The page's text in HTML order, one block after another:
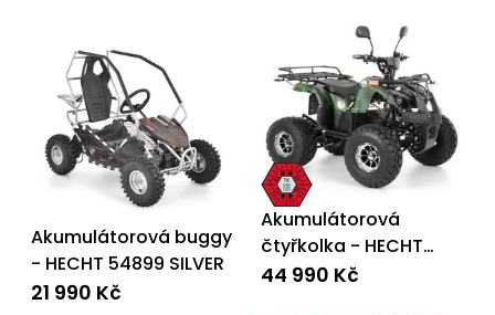
Akumulátorová buggy
- HECHT 54899 SILVER
21 990 Kč
Akumulátorová
čtyřkolka - HECHT
56155 ARMY
44 990 Kč